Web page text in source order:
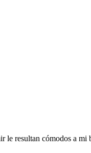
le resultan cómodos a